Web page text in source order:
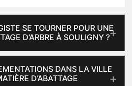
SE TOURNER POUR UNE
D’ARBRE À SOULIGNY ?
DANS LA VILLE
D’ABATTAGE